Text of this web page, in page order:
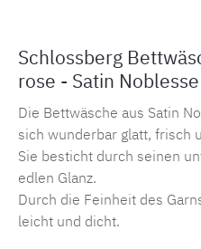
Schlossberg
rose - Satin Noblesse
Die Bettwäsche aus Satin
sich wunderbar glatt, frisch
Sie besticht durch seinen
edlen Glanz.
Durch die Feinheit des
leicht und dicht.